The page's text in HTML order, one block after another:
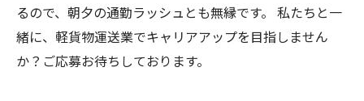
るので、朝夕の通勤ラッシュとも無縁です。 私たちと一
緒に、軽貨物運送業でキャリアアップを目指しません
か？ご応募お待ちしております。